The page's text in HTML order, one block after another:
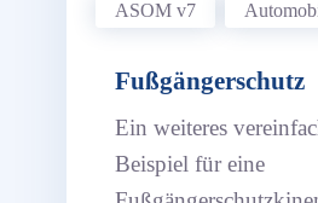
ASOM v7
Fußgängerschutz
Ein weiteres
Beispiel für eine